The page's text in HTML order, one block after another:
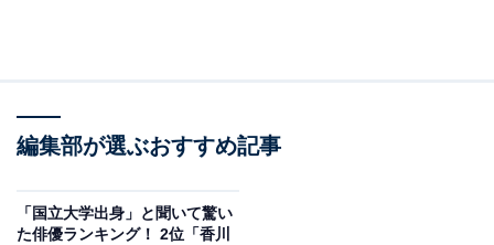
編集部が選ぶおすすめ記事
「国立大学出身」と聞いて驚い
た俳優ランキング！ 2位「香川